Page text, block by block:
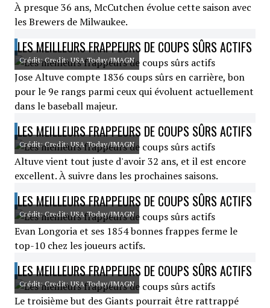
À presque 36 ans, McCutchen évolue cette saison avec
les Brewers de Milwaukee.
LES MEILLEURS FRAPPEURS DE COUPS SÛRS ACTIFS
Crédit: Credit: USA Today/IMAGN
Jose Altuve compte 1836 coups sûrs en carrière, bon
pour le 9e rangs parmi ceux qui évoluent actuellement
dans le baseball majeur.
LES MEILLEURS FRAPPEURS DE COUPS SÛRS ACTIFS
Crédit: Credit: USA Today/IMAGN
Altuve vient tout juste d'avoir 32 ans, et il est encore
excellent. À suivre dans les prochaines saisons.
LES MEILLEURS FRAPPEURS DE COUPS SÛRS ACTIFS
Crédit: Credit: USA Today/IMAGN
Evan Longoria et ses 1854 bonnes frappes ferme le
top-10 chez les joueurs actifs.
LES MEILLEURS FRAPPEURS DE COUPS SÛRS ACTIFS
Crédit: Credit: USA Today/IMAGN
Le troisième but des Giants pourrait être rattrappé